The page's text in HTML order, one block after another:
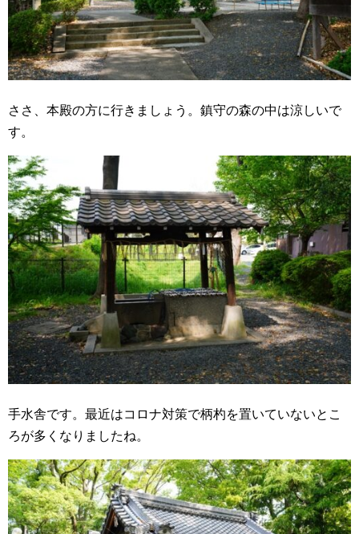
ささ、本殿の方に行きましょう。鎮守の森の中は涼しいで
す。
手水舎です。最近はコロナ対策で柄杓を置いていないとこ
ろが多くなりましたね。